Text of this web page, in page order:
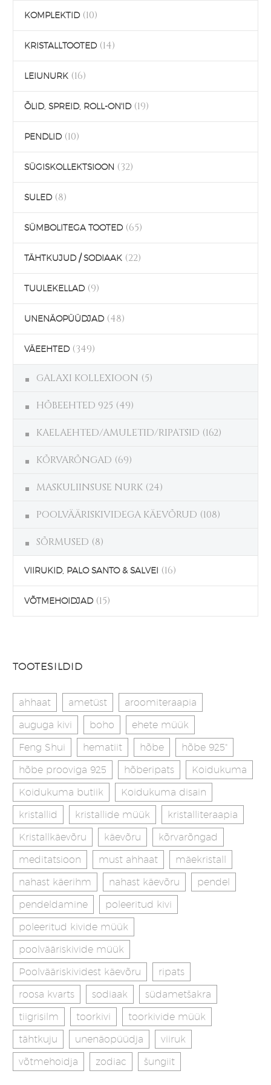
KOMPLEKTID (10)
KRISTALLTOOTED (14)
LEIUNURK (16)
ÕLID, SPREID, ROLL-ON'ID (19)
PENDLID (10)
SÜGISKOLLEKTSIOON (32)
SULED (8)
SÜMBOLITEGA TOOTED (65)
TÄHTKUJUD / SODIAAK (22)
TUULEKELLAD (9)
UNENÄOPÜÜDJAD (48)
VÄEEHTED (349)
GALAXI KOLLEXIOON (5)
HÕBEEHTED 925 (49)
KAELAEHTED/AMULETID/RIPATSID (162)
KÕRVARÕNGAD (69)
MASKULIINSUSE NURK (24)
POOLVÄÄRISKIVIDEGA KÄEVÕRUD (108)
SÕRMUSED (8)
VIIRUKID, PALO SANTO & SALVEI (16)
VÕTMEHOIDJAD (15)
TOOTESILDID
ahhaat ametüst
aroomiteraapia
auguga kivi
boho
ehete müük
Feng Shui
hematiit hõbe
hõbe 925"
hõbe prooviga 925
hõberipats
Koidukuma
Koidukuma butiik
Koidukuma disain
kristallid
kristallide müük
kristalliteraapia
Kristallkäevõru
käevõru
kõrvarõngad
meditatsioon
must ahhaat
mäekristall
nahast käerihm
nahast käevõru
pendel
pendeldamine
poleeritud kivi
poleeritud kivide müük
poolvääriskivide müük
Poolvääriskividest käevõru
ripats
roosa kvarts
sodiaak
südametšakra
tiigrisilm
toorkivi
toorkivide müük
tähtkuju
unenäopüüdja
viiruk
võtmehoidja
zodiac šungiit